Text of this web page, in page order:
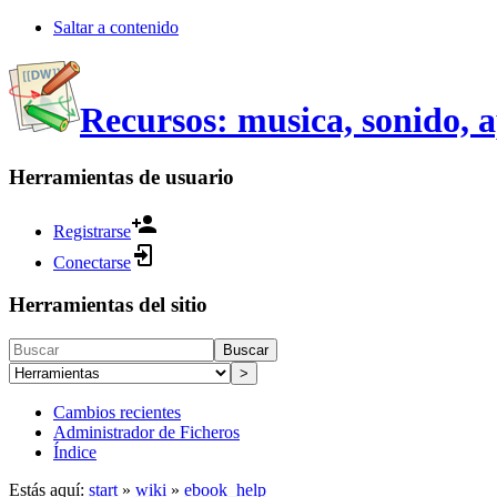
Saltar a contenido
Recursos: musica, sonido,
Herramientas de usuario
Registrarse
Conectarse
Herramientas del sitio
Buscar
>
Cambios recientes
Administrador de Ficheros
Índice
Estás aquí: start » wiki » ebook_help